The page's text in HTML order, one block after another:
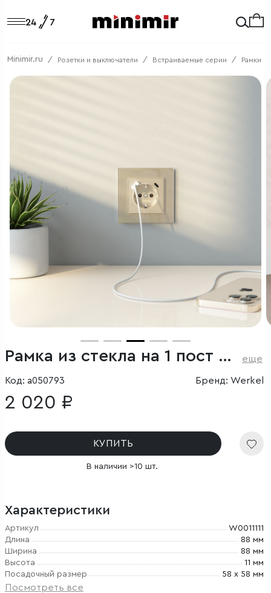
Minimir.ru Розетки и выключатели Встраиваемые серии Рамки
Рамка из стекла на 1 пост Favorit шампань еще
Код: a050793 Бренд: Werkel
2 020 ₽
КУПИТЬ
В наличии >10 шт.
Характеристики
Артикул
W0011111
Длина
88 мм
Ширина
88 мм
Высота
11 мм
Посадочный размер
58 х 58 мм
Посмотреть все